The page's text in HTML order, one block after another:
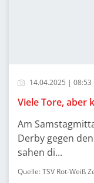
14.04.2025 | 08:53
Viele Tore, aber
Am
Derby gegen
sahen di...
Quelle: TSV Rot-Weiß